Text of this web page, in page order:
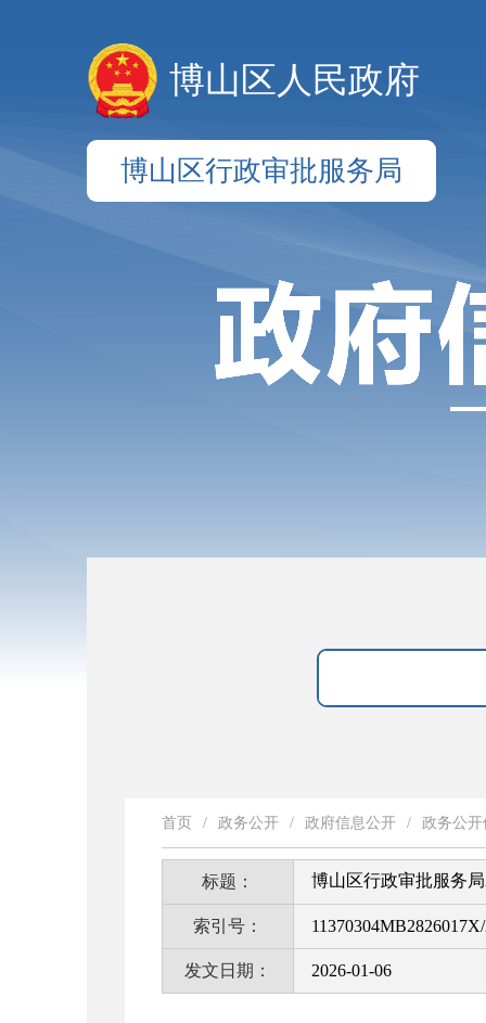
博山区人民政府
博山区行政审批服务局
首页 / 政务公开 / 政府信息公开 / 政务公
标题： 博山区行政审批服务
索引号：
发文日期： 2026-01-06